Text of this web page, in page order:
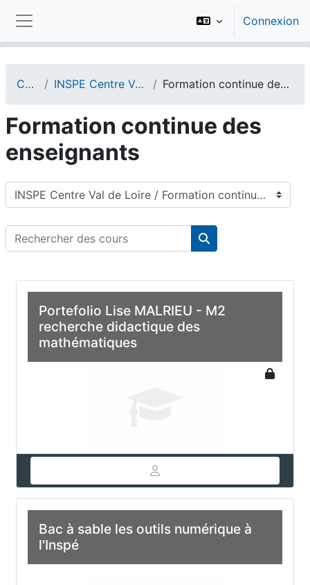
Panneau latéral
Connexion
Cours INSPE Centre Val de Loire Formation continue des enseignants
Formation continue des
enseignants
Catégories de cours
Rechercher des cours
Rechercher des
Portefolio Lise MALRIEU - M2
recherche didactique des
mathématiques
Bac à sable les outils numérique à
l'Inspé